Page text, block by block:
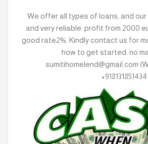
We offer all types of loans, and
and very reliable. profit from 2000
good rate2%. Kindly contact us for
how to get started: no
sumitihomelend@gmail.com